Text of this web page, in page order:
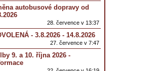
autobusové dopravy od
28. července v 13:37
- 3.8.2026 - 14.8.2026
27. července v 7:47
9. a 10. října 2026 -